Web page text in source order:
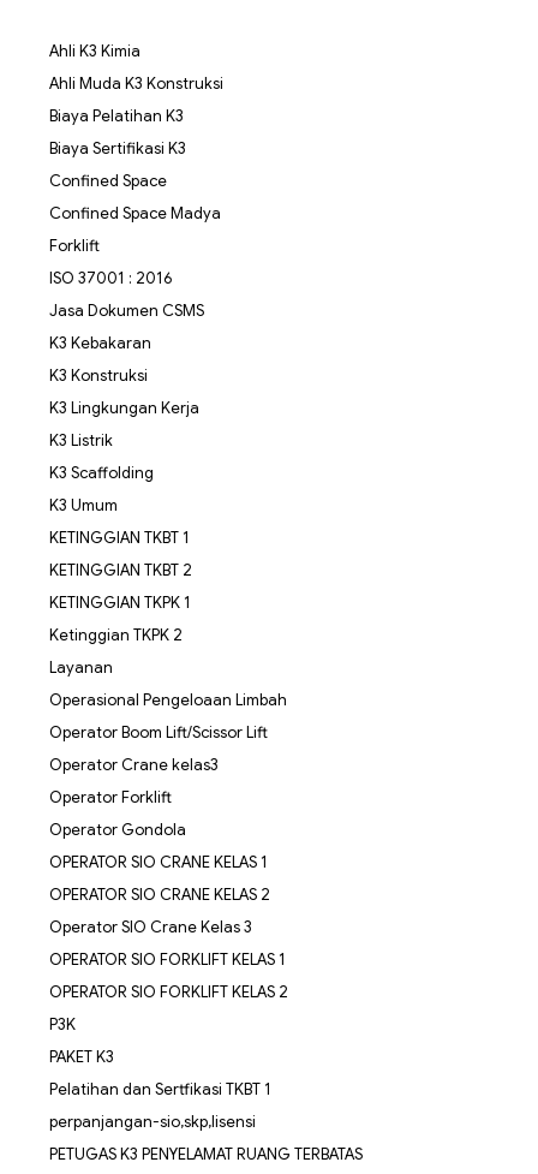
Ahli K3 Kimia
Ahli Muda K3 Konstruksi
Biaya Pelatihan K3
Biaya Sertifikasi K3
Confined Space
Confined Space Madya
Forklift
ISO 37001 : 2016
Jasa Dokumen CSMS
K3 Kebakaran
K3 Konstruksi
K3 Lingkungan Kerja
K3 Listrik
K3 Scaffolding
K3 Umum
KETINGGIAN TKBT 1
KETINGGIAN TKBT 2
KETINGGIAN TKPK 1
Ketinggian TKPK 2
Layanan
Operasional Pengeloaan Limbah
Operator Boom Lift/Scissor Lift
Operator Crane kelas3
Operator Forklift
Operator Gondola
OPERATOR SIO CRANE KELAS 1
OPERATOR SIO CRANE KELAS 2
Operator SIO Crane Kelas 3
OPERATOR SIO FORKLIFT KELAS 1
OPERATOR SIO FORKLIFT KELAS 2
P3K
PAKET K3
Pelatihan dan Sertfikasi TKBT 1
perpanjangan-sio,skp,lisensi
PETUGAS K3 PENYELAMAT RUANG TERBATAS